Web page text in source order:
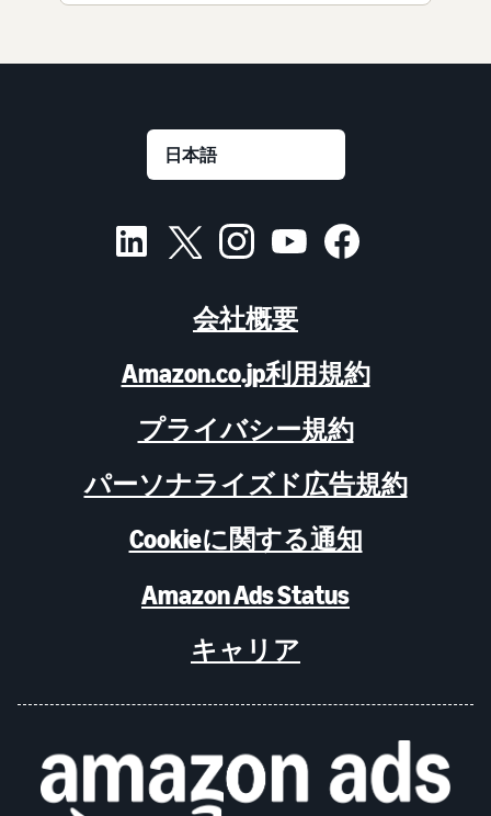
会社概要
Amazon.co.jp利用規約
プライバシー規約
パーソナライズド広告規約
Cookieに関する通知
Amazon Ads Status
キャリア